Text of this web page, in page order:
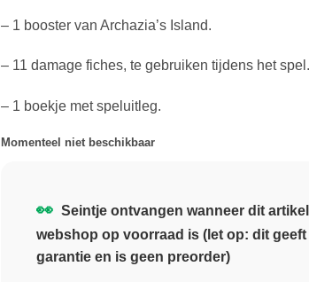
– 1 booster van Archazia’s Island.
– 11 damage fiches, te gebruiken tijdens het spel.
– 1 boekje met speluitleg.
Momenteel niet beschikbaar
👀 Seintje ontvangen wanneer dit
webshop op voorraad is (let op: dit geeft
garantie en is geen preorder)